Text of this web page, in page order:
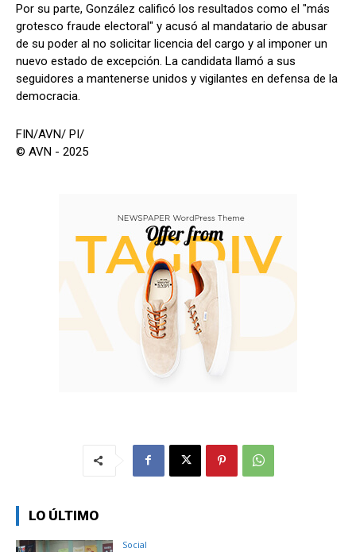
Por su parte, González calificó los resultados como el "más
grotesco fraude electoral" y acusó al mandatario de abusar
de su poder al no solicitar licencia del cargo y al imponer un
nuevo estado de excepción. La candidata llamó a sus
seguidores a mantenerse unidos y vigilantes en defensa de la
democracia.
FIN/AVN/ PI/
© AVN - 2025
LO ÚLTIMO
Social